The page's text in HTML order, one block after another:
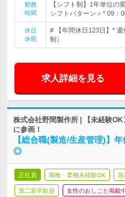
勤務
時間
【シフト制】1年単位の
シフトパターン＞* 09：
休日
休暇
# 【年間休日123日】*
制）
求人詳細を見る
株式会社野間製作所 | 【未経験
に参画！
【総合職(製造/生産管理)】
◎
正社員 職種・業種未経験OK 急
第二新卒歓迎 女性のおしごと掲載